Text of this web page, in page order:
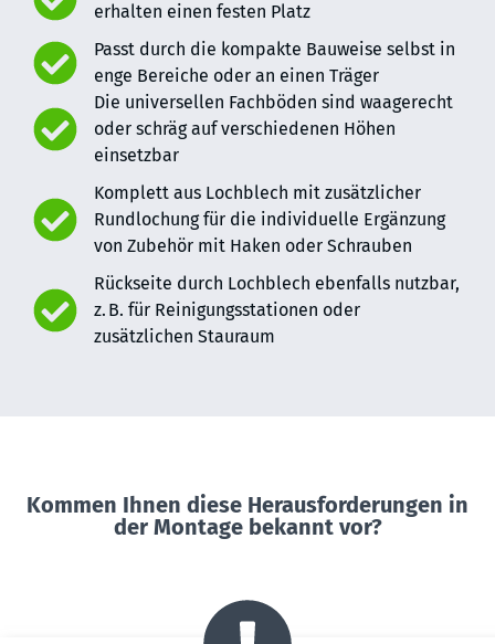
erhalten einen festen Platz
Passt durch die kompakte Bauweise selbst in
enge Bereiche oder an einen Träger
Die universellen Fachböden sind waagerecht
oder schräg auf verschiedenen Höhen
einsetzbar
Komplett aus Lochblech mit zusätzlicher
Rundlochung für die individuelle Ergänzung
von Zubehör mit Haken oder Schrauben
Rückseite durch Lochblech ebenfalls nutzbar,
z. B. für Reinigungsstationen oder
zusätzlichen Stauraum
Kommen Ihnen diese Herausforderungen in
der Montage bekannt vor?